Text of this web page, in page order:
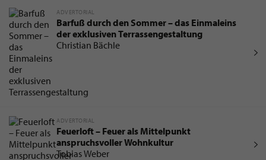
ADVERTORIAL
Barfuß durch den Sommer – das Einmaleins
der exklusiven Terrassengestaltung
Christian Bächle
ADVERTORIAL
Feuerloft – Feuer als Mittelpunkt
anspruchsvoller Wohnkultur
Tobias Weber